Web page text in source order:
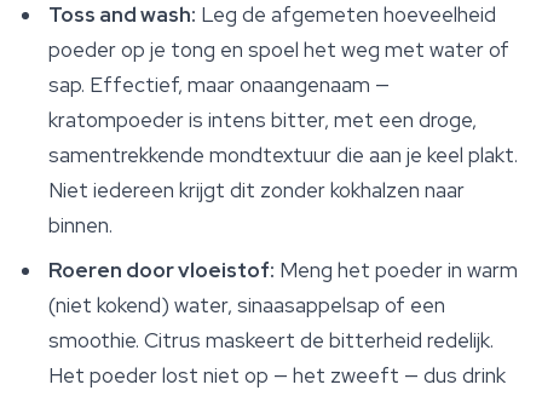
Toss and wash: Leg de afgemeten hoeveelheid
poeder op je tong en spoel het weg met water of
sap. Effectief, maar onaangenaam —
kratompoeder is intens bitter, met een droge,
samentrekkende mondtextuur die aan je keel plakt.
Niet iedereen krijgt dit zonder kokhalzen naar
binnen.
Roeren door vloeistof: Meng het poeder in warm
(niet kokend) water, sinaasappelsap of een
smoothie. Citrus maskeert de bitterheid redelijk.
Het poeder lost niet op — het zweeft — dus drink